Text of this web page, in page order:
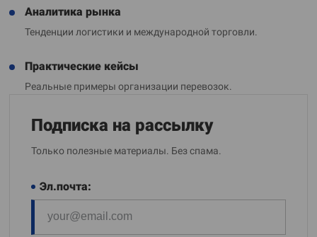
Аналитика рынка
Тенденции логистики и международной торговли.
Практические кейсы
Реальные примеры организации перевозок.
Подписка на рассылку
Только полезные материалы. Без спама.
Эл.почта: